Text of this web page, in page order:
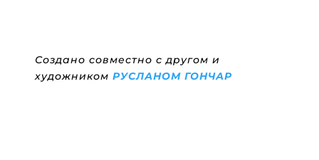
Создано совместно с другом и
художником РУСЛАНОМ ГОНЧАР